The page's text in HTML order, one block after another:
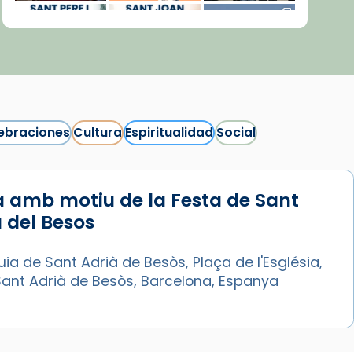
Cargar más...
CulturaEspiritualidadSocial
amb motiu de la Festa de Sant
Besos
de Sant Adrià de Besòs, Plaça de l'Església,
Adrià de Besòs, Barcelona, Espanya